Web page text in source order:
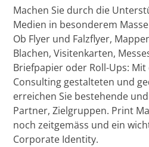
Machen Sie durch die
Medien in besonderem
Ob Flyer und Falzflyer,
Blachen, Visitenkarten,
Briefpapier oder Roll-Ups:
Consulting gestalteten und
erreichen Sie bestehende
Partner, Zielgruppen. Print
noch zeitgemäss und ein
Corporate Identity.